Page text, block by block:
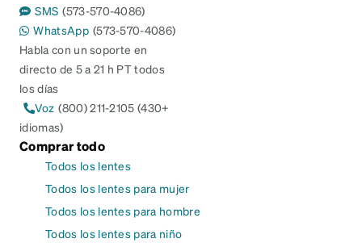
SMS (573-570-4086)
WhatsApp (573-570-4086)
Habla con un soporte en
directo de 5 a 21 h PT todos
los días
Voz (800) 211-2105 (430+
idiomas)
Comprar todo
Todos los lentes
Todos los lentes para mujer
Todos los lentes para hombre
Todos los lentes para niño